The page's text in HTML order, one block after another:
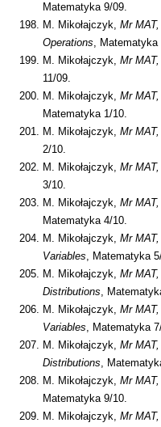
Matematyka 9/09.
M. Mikołajczyk, Mr
Operations, Matematyka
M. Mikołajczyk, Mr
11/09.
M. Mikołajczyk, Mr
Matematyka 1/10.
M. Mikołajczyk, Mr
2/10.
M. Mikołajczyk, Mr
3/10.
M. Mikołajczyk, Mr
Matematyka 4/10.
M. Mikołajczyk, Mr
Variables, Matematyka
M. Mikołajczyk, Mr
Distributions,
M. Mikołajczyk, Mr
Variables, Matematyka
M. Mikołajczyk, Mr
Distributions,
M. Mikołajczyk, Mr
Matematyka 9/10.
M. Mikołajczyk, Mr